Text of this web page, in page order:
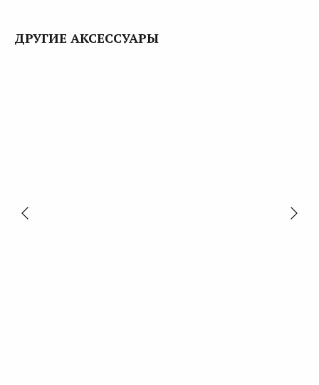
ДРУГИЕ АКСЕССУАРЫ